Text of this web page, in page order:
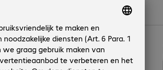
Case SEVEN 12-14" Bag
nr.: